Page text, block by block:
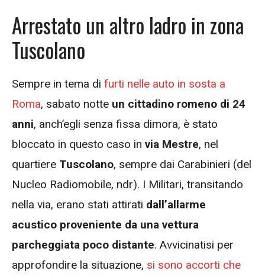
Arrestato un altro ladro in zona
Tuscolano
Sempre in tema di furti nelle auto in sosta a
Roma, sabato notte un cittadino romeno di 24
anni, anch’egli senza fissa dimora, è stato
bloccato in questo caso in via Mestre, nel
quartiere Tuscolano, sempre dai Carabinieri (del
Nucleo Radiomobile, ndr). I Militari, transitando
nella via, erano stati attirati dall’allarme
acustico proveniente da una vettura
parcheggiata poco distante. Avvicinatisi per
approfondire la situazione, si sono accorti che